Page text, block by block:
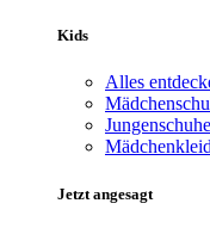
Kids
Alles
Jungenschuhe
Jetzt angesagt